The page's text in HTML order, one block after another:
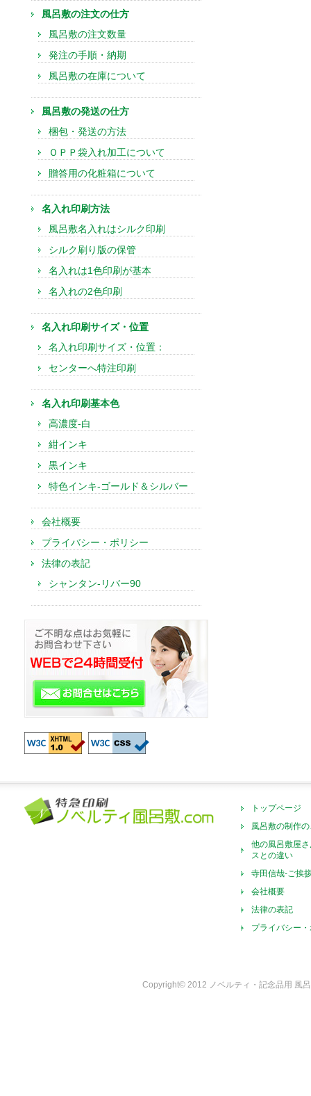
風呂敷の注文の仕方
風呂敷の注文数量
発注の手順・納期
風呂敷の在庫について
風呂敷の発送の仕方
梱包・発送の方法
ＯＰＰ袋入れ加工について
贈答用の化粧箱について
名入れ印刷方法
風呂敷名入れはシルク印刷
シルク刷り版の保管
名入れは1色印刷が基本
名入れの2色印刷
名入れ印刷サイズ・位置
名入れ印刷サイズ・位置：
センターへ特注印刷
名入れ印刷基本色
高濃度-白
紺インキ
黒インキ
特色インキ-ゴールド＆シルバー
会社概要
プライバシー・ポリシー
法律の表記
シャンタン-リバー90
トップページ
風呂敷の制作
他の風呂敷屋
スとの違い
寺田信哉-ご挨
会社概要
法律の表記
プライバシー
Copyright© 2012 ノベルティ・記念品用 風